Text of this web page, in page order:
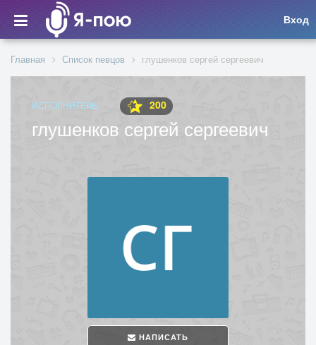
Вход
Главная Список певцов глушенков сергей сергеевич
ИСПОЛНИТЕЛЬ 200
глушенков сергей сергеевич
НАПИСАТЬ